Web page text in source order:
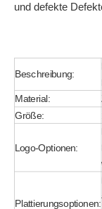
und defekte
Beschreibung:
Material:
Größe:
Logo-Optionen:
Plattierungsoptionen: